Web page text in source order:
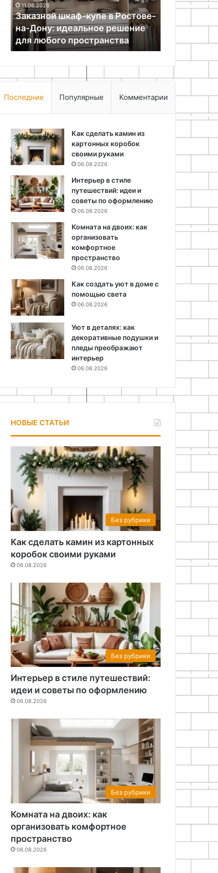
кожи
своими
руками
07.05.2026
Как сделать коврик для мыши
из кожи своими руками
Последние Популярные Комментарии
Как сделать камин из
картонных коробок
своими руками
06.08.2026
Интерьер в стиле
путешествий: идеи и
советы по оформлению
06.08.2026
Комната на двоих: как
организовать
комфортное
пространство
06.08.2026
Как создать уют в доме с
помощью света
06.08.2026
Уют в деталях: как
декоративные подушки и
пледы преображают
интерьер
06.08.2026
НОВЫЕ СТАТЬИ
Без рубрики
Как сделать камин из картонных
коробок своими руками
06.08.2026
Без рубрики
Интерьер в стиле путешествий:
идеи и советы по оформлению
06.08.2026
Без рубрики
Комната на двоих: как
организовать комфортное
пространство
06.08.2026